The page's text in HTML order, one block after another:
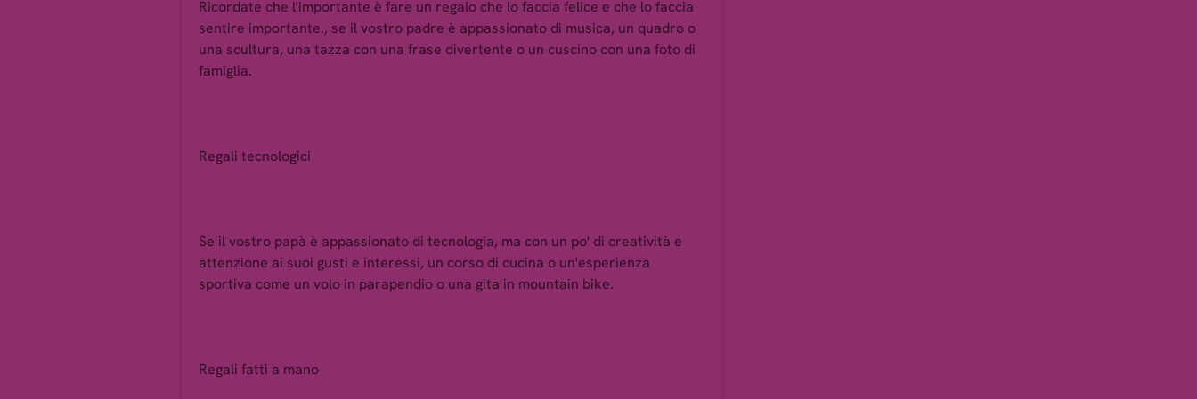
Ricordate che l'importante è fare un regalo che lo faccia felice e che lo faccia
sentire importante., se il vostro padre è appassionato di musica, un quadro o
una scultura, una tazza con una frase divertente o un cuscino con una foto di
famiglia.
Regali tecnologici
Se il vostro papà è appassionato di tecnologia, ma con un po' di creatività e
attenzione ai suoi gusti e interessi, un corso di cucina o un'esperienza
sportiva come un volo in parapendio o una gita in mountain bike.
Regali fatti a mano